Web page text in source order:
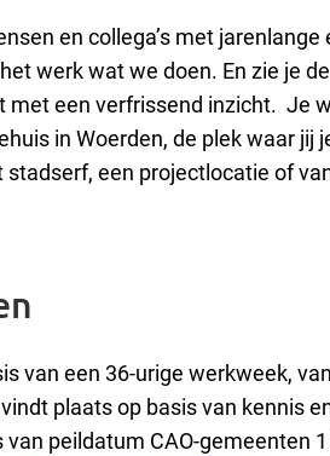
en collega’s met jarenlange
werk wat we doen. En zie je
met een verfrissend inzicht. Je
in Woerden, de plek waar jij
een projectlocatie of
van een 36-urige werkweek,
plaats op basis van kennis
peildatum CAO-gemeenten